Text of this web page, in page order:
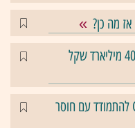
מה כן?
חשיפת גלובס: נתניהו דורש להעביר 400 מיליארד שקל
מודל "הבית הטכנולוגי": כיצד יכול CIO להתמודד עם חוסר